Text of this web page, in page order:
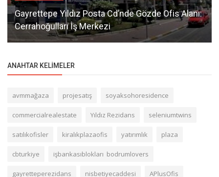
Gayrettepe Yıldız Posta Cd’nde Gözde Ofis Alanı:
Cerrahoğulları İş Merkezi
ANAHTAR KELIMELER
avmmağaza projesatış soyaksohoresidence
commercialrealestate Yıldız Rezidans seleniumtwins
satılıkofisler kiralıkplazaofis yatırımlık plaza
cbturkiye işbankasıblokları bodrumlovers
gayretteperezidans nisbetiyecaddesi APlusOfis